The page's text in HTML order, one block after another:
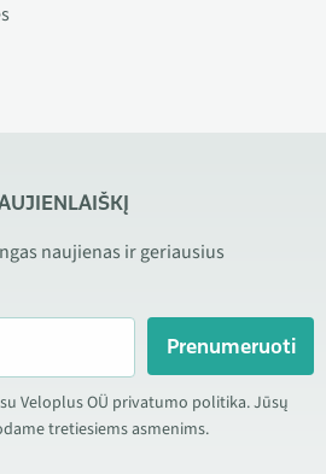
naujienas ir geriausius
Prenumeruoti
Veloplus OÜ privatumo politika. Jūsų
tretiesiems asmenims.